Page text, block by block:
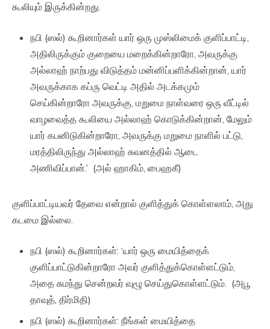
கூலியும் இருக்கின்றது.
நபி (ஸல்) கூறினார்கள் யார் ஒரு முஸ்லிமைக் குளிப்பாட்டி,
அதிலிருக்கும் குறையை மறைக்கின்றாரோ, அவருக்கு
அல்லாஹ் நாற்பது விடுத்தம் மன்னிப்பளிக்கின்றான், யார்
அவருக்காக கப்ரு வெட்டி அதில் அடக்கமும்
செய்கின்றாரோ அவருக்கு, மறுமை நாள்வரை ஒரு வீட்டில்
வாழவைத்த கூலியை அல்லாஹ் கொடுக்கின்றான், மேலும்
யார் கபனிடுகின்றாரோ, அவருக்கு மறுமை நாளில் பட்டு,
மரத்திலிருந்து அல்லாஹ் சுவனத்தில் ஆடை
அணிவிப்பான்.’ (அல் ஹாகிம், பைஹகீ)
குளிப்பாட்டியவர் தேவை என்றால் குளித்துக் கொள்ளலாம், அது
கடமை இல்லை.
நபி (ஸல்) கூறினார்கள்: ‘யார் ஒரு மையித்தைக்
குளிப்பாட்டுகின்றாரோ அவர் குளித்துக்கொள்ளட்டும்,
அதை சுமந்து சென்றவர் வுழூ செய்துகொள்ளட்டும். (அபூ
தாவுத், திர்மிதி)
நபி (ஸல்) கூறினார்கள்: நீங்கள் மையித்தை